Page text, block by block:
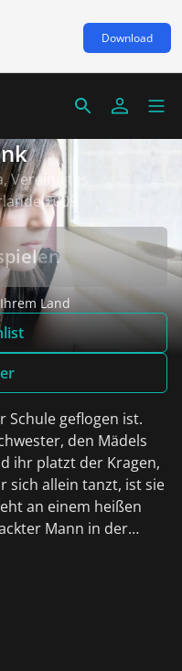
Download
2009
Land
Schule geflogen ist.
den Mädels
ihr platzt der Kragen,
sich allein tanzt, ist sie
an einem heißen
Mann in der
der Mutter. Mia ist
Haus. Doch wer ist
Und was will Mia?
zuvor